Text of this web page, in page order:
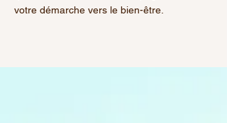
votre démarche vers le bien-être.